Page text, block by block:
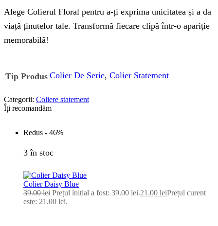
Alege Colierul Floral pentru a-ți exprima unicitatea și a da
viață ținutelor tale. Transformă fiecare clipă într-o apariție
memorabilă!
Tip Produs Colier De Serie, Colier Statement
Categorii: Coliere statement
Îți recomandăm
Redus - 46%
3 în stoc
Colier Daisy Blue
39.00lei Prețul inițial a fost: 39.00 lei.21.00 leiPrețul curent
este: 21.00 lei.